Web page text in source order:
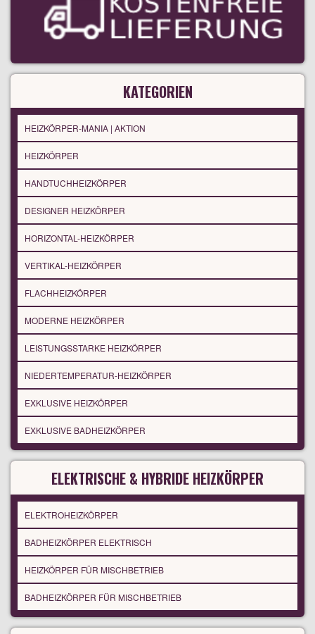
KATEGORIEN
HEIZKÖRPER-MANIA | AKTION
HEIZKÖRPER
HANDTUCHHEIZKÖRPER
DESIGNER HEIZKÖRPER
HORIZONTAL-HEIZKÖRPER
VERTIKAL-HEIZKÖRPER
FLACHHEIZKÖRPER
MODERNE HEIZKÖRPER
LEISTUNGSSTARKE HEIZKÖRPER
NIEDERTEMPERATUR-HEIZKÖRPER
EXKLUSIVE HEIZKÖRPER
EXKLUSIVE BADHEIZKÖRPER
ELEKTRISCHE & HYBRIDE HEIZKÖRPER
ELEKTROHEIZKÖRPER
BADHEIZKÖRPER ELEKTRISCH
HEIZKÖRPER FÜR MISCHBETRIEB
BADHEIZKÖRPER FÜR MISCHBETRIEB